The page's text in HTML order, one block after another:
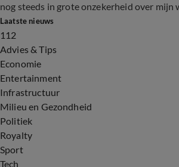
nog steeds in grote onzekerheid over mijn
Laatste nieuws
112
Advies & Tips
Economie
Entertainment
Infrastructuur
Milieu en Gezondheid
Politiek
Royalty
Sport
Tech